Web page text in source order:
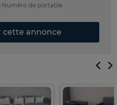
Numéro de portable
cette annonce